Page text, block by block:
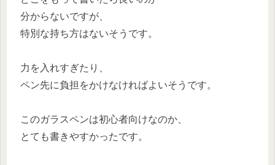
分からないですが、
特別な持ち方はないそうです。
力を入れすぎたり、
ペン先に負担をかけなければよいそうです。
このガラスペンは初心者向けなのか、
とても書きやすかったです。